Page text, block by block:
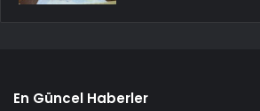
En Güncel Haberler